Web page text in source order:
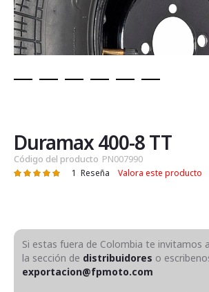
de
la
galería
de
Duramax 400-8 TT
Código del producto PN007990
Valoración: 1 Reseña Valora este producto
Si estas fuera de Colombia te invitamos
la sección de distribuidores o
exportacion@fpmoto.com